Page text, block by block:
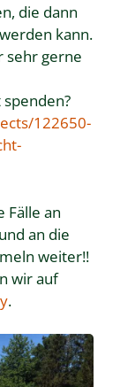
die dann
kann.
sehr gerne
122650-
Fälle an
an die
weiter!!
wir auf
.